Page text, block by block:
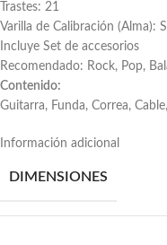
Trastes: 21
Varilla de Calibración (Alma):
Incluye Set de accesorios
Recomendado: Rock, Pop,
Contenido:
Guitarra, Funda, Correa,
Información adicional
DIMENSIONES